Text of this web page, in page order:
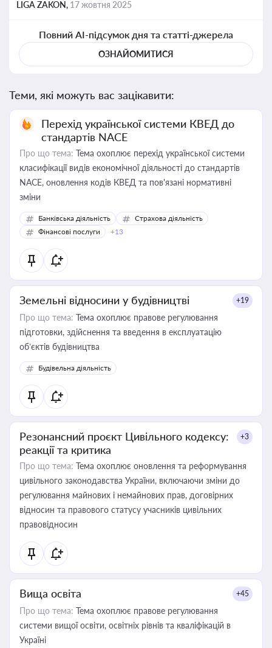
LIGA ZAKON, 17 жовтня 2025
Повний AI-підсумок дня та статті-джерела
ОЗНАЙОМИТИСЯ
Теми, які можуть вас зацікавити:
Перехід української системи КВЕД до
стандартів NACE
Про що тема: Тема охоплює перехід української системи
класифікації видів економічної діяльності до стандартів
NACE, оновлення кодів КВЕД та пов'язані нормативні
зміни
Банківська діяльність
Страхова діяльність
Фінансові послуги
+13
Земельні відносини у будівництві +19
Про що тема: Тема охоплює правове регулювання
підготовки, здійснення та введення в експлуатацію
об’єктів будівництва
Будівельна діяльність
Резонансний проєкт Цивільного кодексу:
реакції та критика
+3
Про що тема: Тема охоплює оновлення та реформування
цивільного законодавства України, включаючи зміни до
регулювання майнових і немайнових прав, договірних
відносин та правового статусу учасників цивільних
правовідносин
Вища освіта +45
Про що тема: Тема охоплює правове регулювання
системи вищої освіти, освітніх рівнів та кваліфікацій в
Україні